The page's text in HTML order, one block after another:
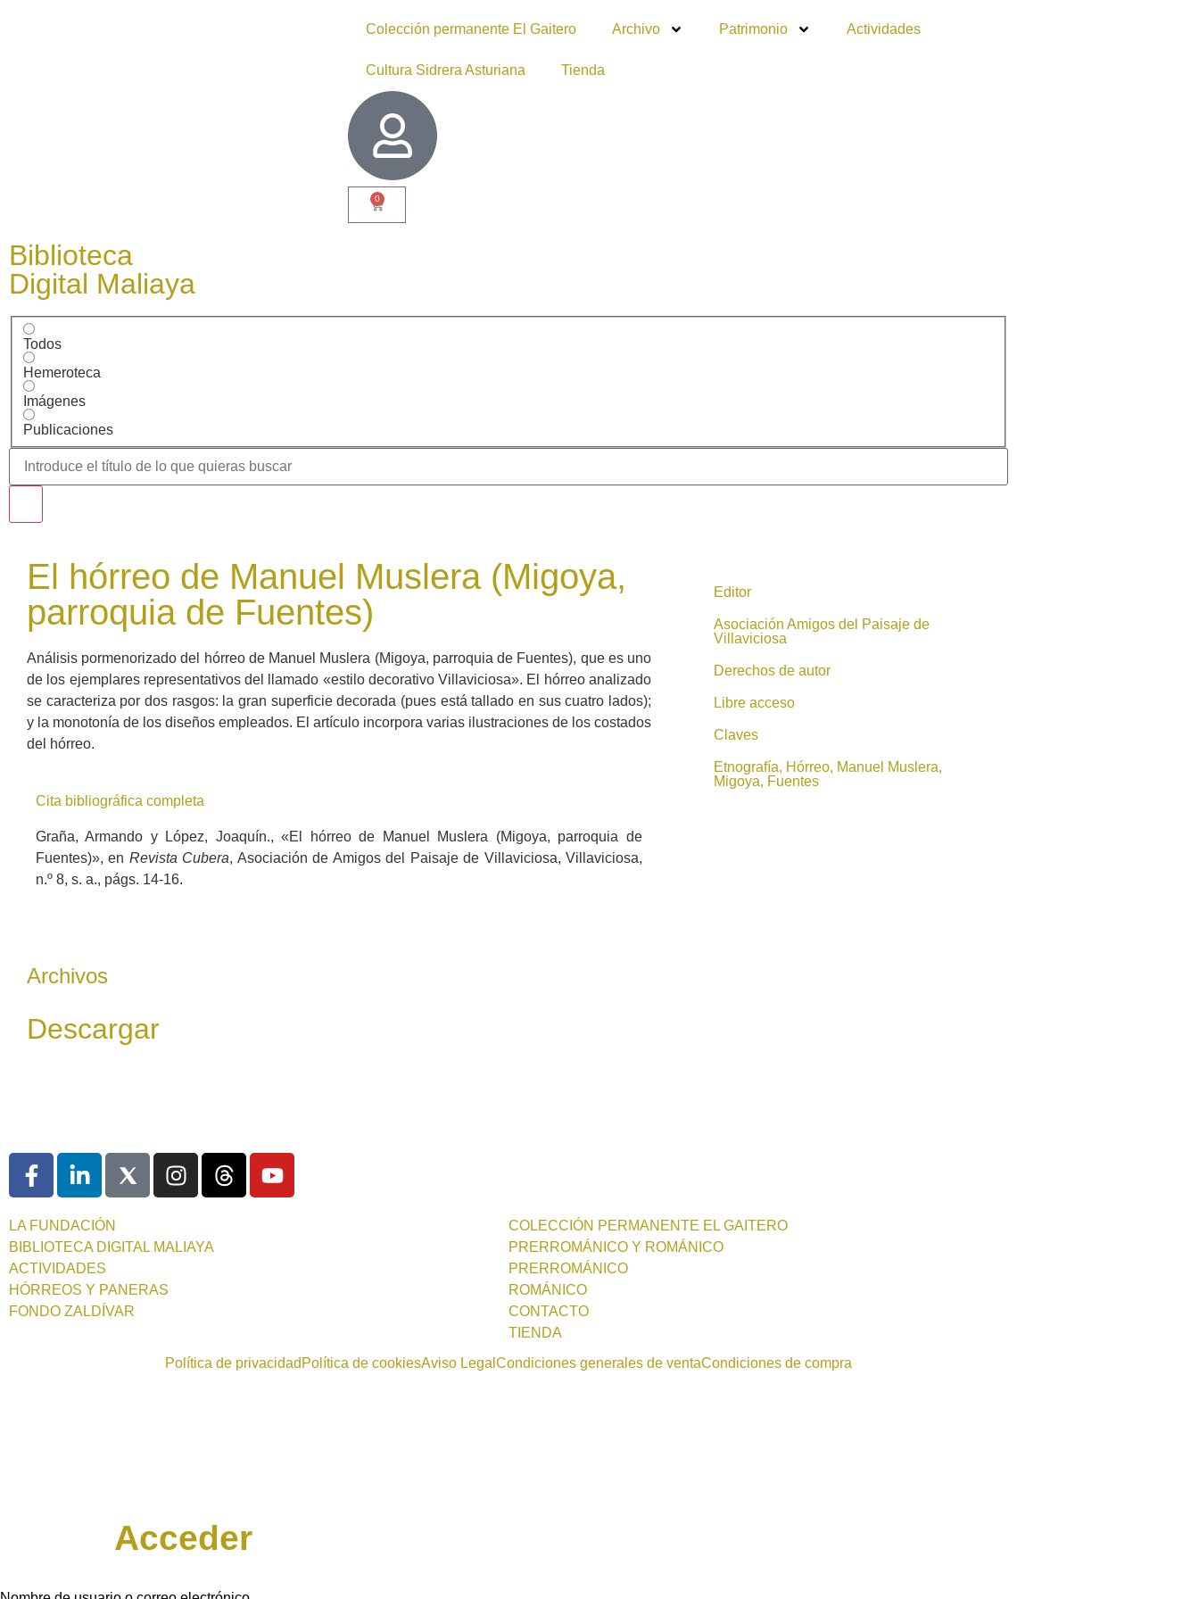
Colección permanente El Gaitero Archivo Patrimonio Actividades
Cultura Sidrera Asturiana Tienda
0
Biblioteca
Digital Maliaya
Todos
Hemeroteca
Imágenes
Publicaciones
El hórreo de Manuel Muslera (Migoya,
parroquia de Fuentes)
Análisis pormenorizado del hórreo de Manuel Muslera (Migoya, parroquia de Fuentes), que es uno
de los ejemplares representativos del llamado «estilo decorativo Villaviciosa». El hórreo analizado
se caracteriza por dos rasgos: la gran superficie decorada (pues está tallado en sus cuatro lados);
y la monotonía de los diseños empleados. El artículo incorpora varias ilustraciones de los costados
del hórreo.
Cita bibliográfica completa
Graña, Armando y López, Joaquín., «El hórreo de Manuel Muslera (Migoya, parroquia de
Fuentes)», en Revista Cubera, Asociación de Amigos del Paisaje de Villaviciosa, Villaviciosa,
n.º 8, s. a., págs. 14-16.
Editor
Asociación Amigos del Paisaje de
Villaviciosa
Derechos de autor
Libre acceso
Claves
Etnografía, Hórreo, Manuel Muslera,
Migoya, Fuentes
Archivos
Descargar
LA FUNDACIÓN
BIBLIOTECA DIGITAL MALIAYA
ACTIVIDADES
HÓRREOS Y PANERAS
FONDO ZALDÍVAR
COLECCIÓN PERMANENTE EL GAITERO
PRERROMÁNICO Y ROMÁNICO
PRERROMÁNICO
ROMÁNICO
CONTACTO
TIENDA
Política de privacidad Política de cookiesAviso Legal Condiciones generales de ventaCondiciones de compra
Acceder